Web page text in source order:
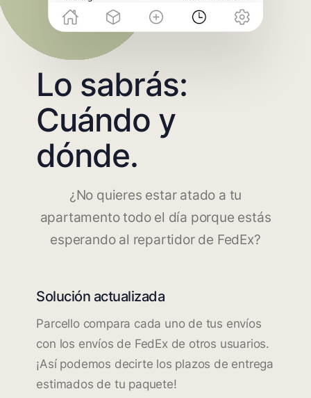
Lo sabrás:
Cuándo y
dónde.
¿No quieres estar atado a tu
apartamento todo el día porque estás
esperando al repartidor de FedEx?
Solución actualizada
Parcello compara cada uno de tus envíos
con los envíos de FedEx de otros usuarios.
¡Así podemos decirte los plazos de entrega
estimados de tu paquete!